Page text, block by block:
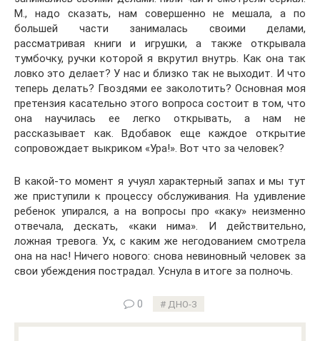
М., надо сказать, нам совершенно не мешала, а по
большей части занималась своими делами,
рассматривая книги и игрушки, а также открывала
тумбочку, ручки которой я вкрутил внутрь. Как она так
ловко это делает? У нас и близко так не выходит. И что
теперь делать? Гвоздями ее заколотить? Основная моя
претензия касательно этого вопроса состоит в том, что
она научилась ее легко открывать, а нам не
рассказывает как. Вдобавок еще каждое открытие
сопровождает выкриком «Ура!». Вот что за человек?
В какой-то момент я учуял характерный запах и мы тут
же приступили к процессу обслуживания. На удивление
ребенок упирался, а на вопросы про «каку» неизменно
отвечала, дескать, «каки нима». И действительно,
ложная тревога. Ух, с каким же негодованием смотрела
она на нас! Ничего нового: снова невиновный человек за
свои убеждения пострадал. Уснула в итоге за полночь.
0 ДНО-3